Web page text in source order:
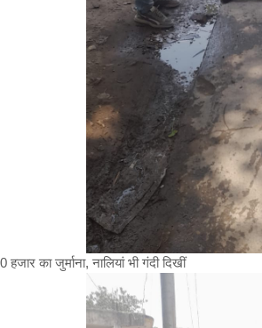
का जुर्माना, नालियां भी गंदी दिखीं